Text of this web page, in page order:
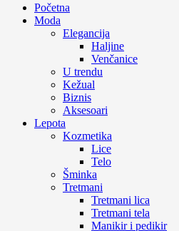
Početna
Moda
Elegancija
Haljine
Venčanice
U trendu
Kežual
Biznis
Aksesoari
Lepota
Kozmetika
Lice
Telo
Šminka
Tretmani
Tretmani lica
Tretmani tela
Manikir i pedikir